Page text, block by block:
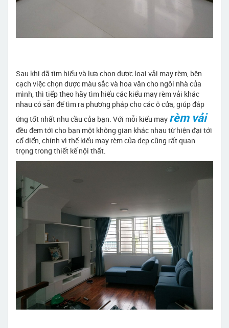
Sau khi đã tìm hiểu và lựa chọn được loại vải may rèm, bên
cạch việc chọn được màu sắc và hoa văn cho ngôi nhà của
mình, thì tiếp theo hãy tìm hiểu các kiểu may rèm vải khác
nhau có sẵn để tìm ra phương pháp cho các ô cửa, giúp đáp
ứng tốt nhất nhu cầu của bạn. Với mỗi kiểu may rèm vải
đều đem tới cho bạn một không gian khác nhau từ hiện đại tới
cổ điển, chính vì thế kiểu may rèm cửa đẹp cũng rất quan
trọng trong thiết kế nội thất.